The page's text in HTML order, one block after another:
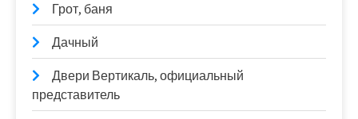
Грот, баня
Дачный
Двери Вертикаль, официальный
представитель